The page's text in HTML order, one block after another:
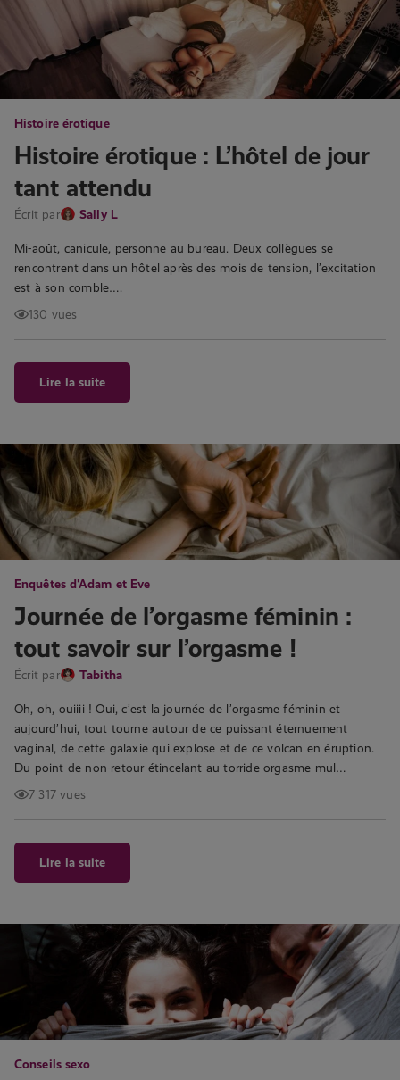
Histoire érotique
Histoire érotique : L’hôtel de jour
tant attendu
Écrit par Sally L
Mi-août, canicule, personne au bureau. Deux collègues se
rencontrent dans un hôtel après des mois de tension, l’excitation
est à son comble….
130 vues
Lire la suite
Enquêtes d'Adam et Eve
Journée de l’orgasme féminin :
tout savoir sur l’orgasme !
Écrit par Tabitha
Oh, oh, ouiiii ! Oui, c’est la journée de l’orgasme féminin et
aujourd’hui, tout tourne autour de ce puissant éternuement
vaginal, de cette galaxie qui explose et de ce volcan en éruption.
Du point de non-retour étincelant au torride orgasme mul…
7 317 vues
Lire la suite
Conseils sexo